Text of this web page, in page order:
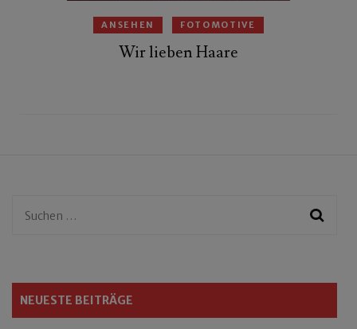
ANSEHEN FOTOMOTIVE
Wir lieben Haare
Suchen
NEUESTE BEITRÄGE